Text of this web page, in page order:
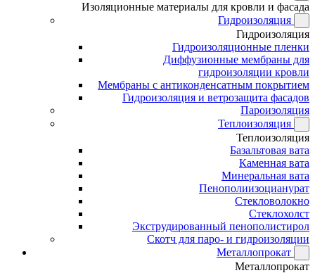
Изоляционные материалы для кровли и фасада
Гидроизоляция
Гидроизоляция
Гидроизоляционные пленки
Диффузионные мембраны для
гидроизоляции кровли
Мембраны с антиконденсатным покрытием
Гидроизоляция и ветрозащита фасадов
Пароизоляция
Теплоизоляция
Теплоизоляция
Базальтовая вата
Каменная вата
Минеральная вата
Пенополиизоцианурат
Стекловолокно
Стеклохолст
Экструдированный пенополистирол
Скотч для паро- и гидроизоляции
Металлопрокат
Металлопрокат